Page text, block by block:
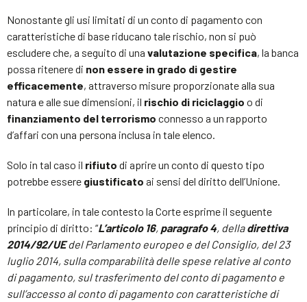
Nonostante gli usi limitati di un conto di pagamento con
caratteristiche di base riducano tale rischio, non si può
escludere che, a seguito di una valutazione specifica, la banca
possa ritenere di non essere in grado di gestire
efficacemente, attraverso misure proporzionate alla sua
natura e alle sue dimensioni, il rischio di riciclaggio o di
finanziamento del terrorismo connesso a un rapporto
d’affari con una persona inclusa in tale elenco.
Solo in tal caso il rifiuto di aprire un conto di questo tipo
potrebbe essere giustificato ai sensi del diritto dell’Unione.
In particolare, in tale contesto la Corte esprime il seguente
principio di diritto: “L’articolo 16, paragrafo 4, delladirettiva
2014/92/UEdel Parlamento europeo e del Consiglio, del 23
luglio 2014, sulla comparabilità delle spese relative al conto
di pagamento, sul trasferimento del conto di pagamento e
sull’accesso al conto di pagamento con caratteristiche di